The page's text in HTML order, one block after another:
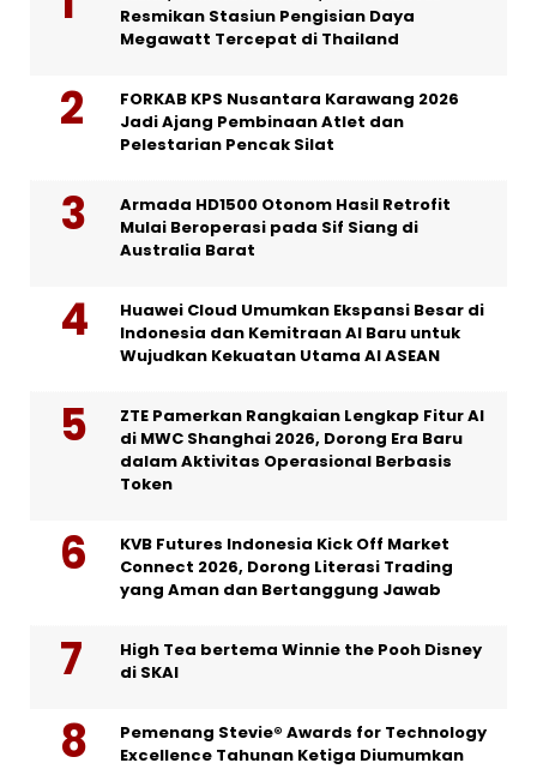
Resmikan Stasiun Pengisian Daya
Megawatt Tercepat di Thailand
FORKAB KPS Nusantara Karawang 2026
Jadi Ajang Pembinaan Atlet dan
Pelestarian Pencak Silat
Armada HD1500 Otonom Hasil Retrofit
Mulai Beroperasi pada Sif Siang di
Australia Barat
Huawei Cloud Umumkan Ekspansi Besar di
Indonesia dan Kemitraan AI Baru untuk
Wujudkan Kekuatan Utama AI ASEAN
ZTE Pamerkan Rangkaian Lengkap Fitur AI
di MWC Shanghai 2026, Dorong Era Baru
dalam Aktivitas Operasional Berbasis
Token
KVB Futures Indonesia Kick Off Market
Connect 2026, Dorong Literasi Trading
yang Aman dan Bertanggung Jawab
High Tea bertema Winnie the Pooh Disney
di SKAI
Pemenang Stevie® Awards for Technology
Excellence Tahunan Ketiga Diumumkan